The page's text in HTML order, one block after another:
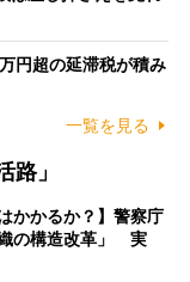
円超の延滞税が積み
一覧を見る
路」
かかるか？】警察庁
の構造改革」 実